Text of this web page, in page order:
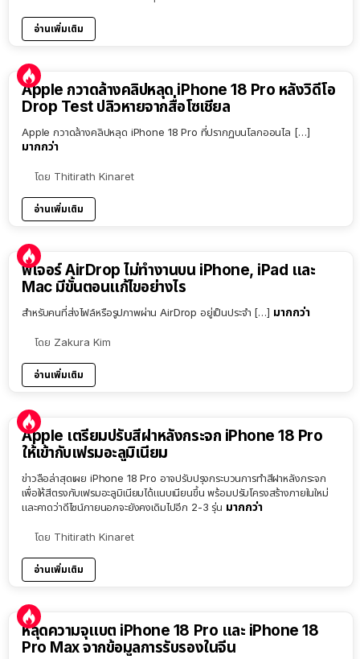
อ่านเพิ่มเติม
Apple กวาดล้างคลิปหลุด iPhone 18 Pro หลังวิดีโอ
Drop Test ปลิวหายจากสื่อโซเชียล
Apple กวาดล้างคลิปหลุด iPhone 18 Pro ที่ปรากฏบนโลกออนไล […]
มากกว่า
โดย Thitirath Kinaret
อ่านเพิ่มเติม
ฟีเจอร์ AirDrop ไม่ทำงานบน iPhone, iPad และ
Mac มีขั้นตอนแก้ไขอย่างไร
สำหรับคนที่ส่งไฟล์หรือรูปภาพผ่าน AirDrop อยู่เป็นประจำ […] มากกว่า
โดย Zakura Kim
อ่านเพิ่มเติม
Apple เตรียมปรับสีฝาหลังกระจก iPhone 18 Pro
ให้เข้ากับเฟรมอะลูมิเนียม
ข่าวลือล่าสุดเผย iPhone 18 Pro อาจปรับปรุงกระบวนการทำสีฝาหลังกระจก
เพื่อให้สีตรงกับเฟรมอะลูมิเนียมได้แนบเนียนขึ้น พร้อมปรับโครงสร้างภายในใหม่
และคาดว่าดีไซน์ภายนอกจะยังคงเดิมไปอีก 2-3 รุ่น มากกว่า
โดย Thitirath Kinaret
อ่านเพิ่มเติม
หลุดความจุแบต iPhone 18 Pro และ iPhone 18
Pro Max จากข้อมูลการรับรองในจีน